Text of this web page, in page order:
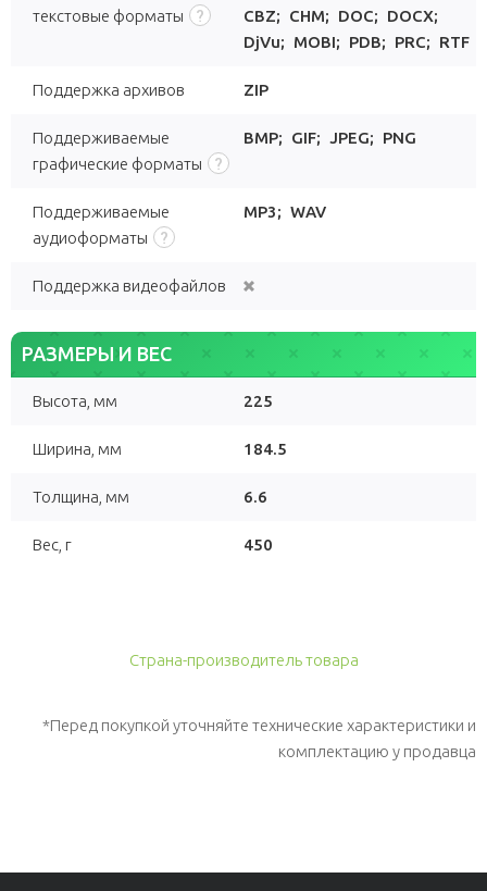
текстовые форматы
CBZ; CHM; DOC; DOCX;
DjVu; MOBI; PDB; PRC; RTF
Поддержка архивов ZIP
Поддерживаемые
графические форматы
BMP; GIF; JPEG; PNG
Поддерживаемые
аудиоформаты
MP3; WAV
Поддержка видеофайлов
РАЗМЕРЫ И ВЕС
Высота, мм 225
Ширина, мм 184.5
Толщина, мм 6.6
Вес, г 450
Страна-производитель товара
*Перед покупкой уточняйте технические характеристики и
комплектацию у продавца